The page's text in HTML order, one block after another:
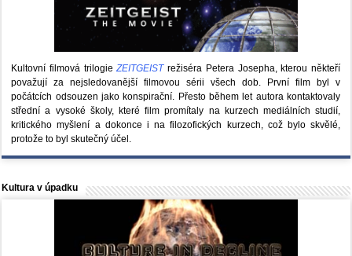
Kultovní filmová trilogieZEITGEISTrežiséra Petera Josepha, kterou někteří
považují za nejsledovanější filmovou sérii všech dob. První film byl v
počátcích odsouzen jako konspirační. Přesto během let autora kontaktovaly
střední a vysoké školy, které film promítaly na kurzech mediálních studií,
kritického myšlení a dokonce i na filozofických kurzech, což bylo skvělé,
protože to byl skutečný účel.
Kultura v úpadku